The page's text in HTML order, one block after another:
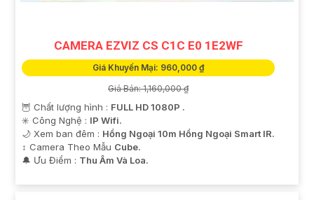
CAMERA EZVIZ CS C1C E0 1E2WF
Giá Khuyến Mại: 960,000 ₫
Giá Bán: 1,160,000 ₫
🦉 Chất lượng hình : FULL HD 1080P .
✳️ Công Nghệ : IP Wifi.
🌙 Xem ban đêm : Hồng Ngoại 10m Hồng Ngoại Smart IR.
↕️ Camera Theo Mẫu Cube.
️🔔 Ưu Điểm : Thu Âm Và Loa.